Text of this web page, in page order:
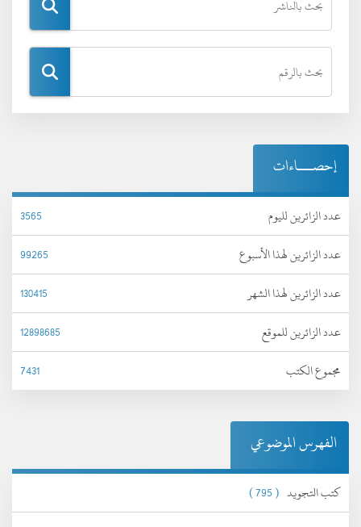
إحصـــاءات
عدد الزائرين لليوم
3565
عدد الزائرين لهذا الأسبوع
99265
عدد الزائرين لهذا الشهر
130415
عدد الزائرين للموقع
12898685
مجموع الكتب
7431
الفهرس الموضوعي
كتب التجويد ( 795 )